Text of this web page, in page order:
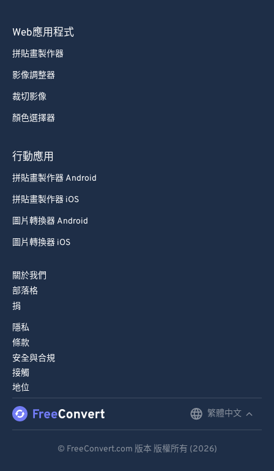
Web應用程式
拼貼畫製作器
影像調整器
裁切影像
顏色選擇器
行動應用
拼貼畫製作器 Android
拼貼畫製作器 iOS
圖片轉換器 Android
圖片轉換器 iOS
關於我們
部落格
捐
隱私
條款
安全與合規
接觸
地位
繁體中文
© FreeConvert.com 版本 版權所有 (2026)